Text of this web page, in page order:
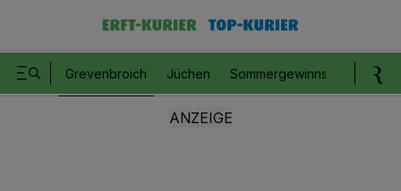
Grevenbroich Jüchen Sommergewinnspiel